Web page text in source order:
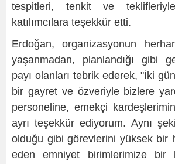
tespitleri, tenkit ve
katılımcılara teşekkür etti.
Erdoğan, organizasyonun
yaşanmadan, planlandığı gibi
payı olanları tebrik ederek, "İki
bir gayret ve özveriyle bizlere
personeline, emekçi
ayrı teşekkür ediyorum. Aynı
olduğu gibi görevlerini yüksek bir
eden emniyet birimlerimize bir